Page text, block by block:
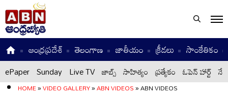
ఆంధ్రప్రదేశ్ తెలంగాణ జాతీయం క్రీడలు సాంకేతికం
ePaper Sunday Live TV జాబ్స్ సాహిత్యం ప్రత్యేకం ఓపెన్ హార్ట్
HOME»VIDEO GALLERY»ABN VIDEOS»ABN VIDEOS